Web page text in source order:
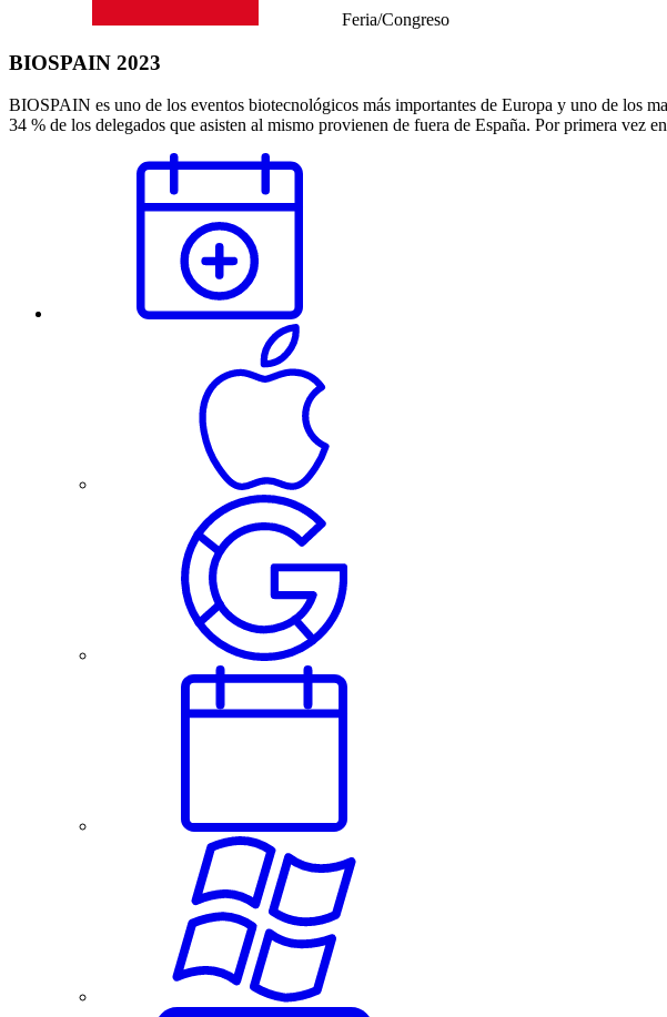
Feria/Congreso
BIOSPAIN 2023
BIOSPAIN es uno de los eventos biotecnológicos más importantes de Europa y uno de los
34 % de los delegados que asisten al mismo provienen de fuera de España. Por primera